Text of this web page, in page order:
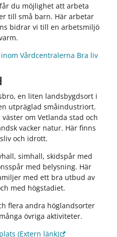
du möjlighet att arbeta
till små barn. Här arbetar
bidrar vi till en arbetsmiljö
Vårdcentralerna Bra liv
en liten landsbygdsort i
utpräglad småindustriort.
om Vetlanda stad och
vacker natur. Här finns
och idrott.
simhall, skidspår med
med belysning. Här
med ett bra utbud av
med högstadiet.
flera andra höglandsorter
övriga aktiviteter.
(Extern länk)